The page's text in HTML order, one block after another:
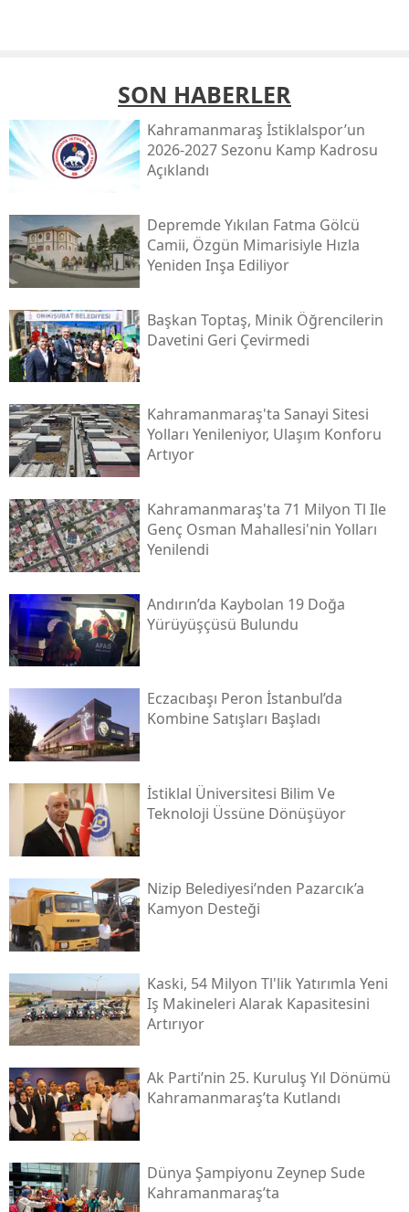
SON HABERLER
Kahramanmaraş İstiklalspor’un
2026-2027 Sezonu Kamp Kadrosu
Açıklandı
Depremde Yıkılan Fatma Gölcü
Camii, Özgün Mimarisiyle Hızla
Yeniden Inşa Ediliyor
Başkan Toptaş, Minik Öğrencilerin
Davetini Geri Çevirmedi
Kahramanmaraş'ta Sanayi Sitesi
Yolları Yenileniyor, Ulaşım Konforu
Artıyor
Kahramanmaraş'ta 71 Milyon Tl Ile
Genç Osman Mahallesi'nin Yolları
Yenilendi
Andırın’da Kaybolan 19 Doğa
Yürüyüşçüsü Bulundu
Eczacıbaşı Peron İstanbul’da
Kombine Satışları Başladı
İstiklal Üniversitesi Bilim Ve
Teknoloji Üssüne Dönüşüyor
Nizip Belediyesi’nden Pazarcık’a
Kamyon Desteği
Kaski̇, 54 Milyon Tl'lik Yatırımla Yeni
Iş Makineleri Alarak Kapasitesini
Artırıyor
Ak Parti’nin 25. Kuruluş Yıl Dönümü
Kahramanmaraş’ta Kutlandı
Dünya Şampiyonu Zeynep Sude
Kahramanmaraş’ta